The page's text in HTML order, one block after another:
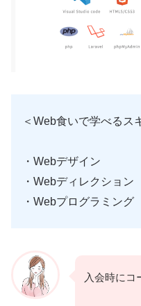
＜Web食いで学べるス
・Webデザイン
・Webディレクション
・Webプログラミング
入会時にコ